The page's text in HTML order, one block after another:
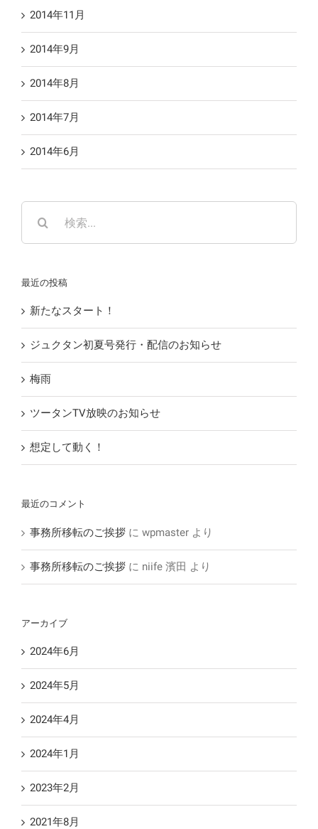
2014年11月
2014年9月
2014年8月
2014年7月
2014年6月
…
最近の投稿
新たなスタート！
ジュクタン初夏号発行・配信のお知らせ
梅雨
ツータンTV放映のお知らせ
想定して動く！
最近のコメント
事務所移転のご挨拶 に wpmaster より
事務所移転のご挨拶 に niife 濱田 より
アーカイブ
2024年6月
2024年5月
2024年4月
2024年1月
2023年2月
2021年8月